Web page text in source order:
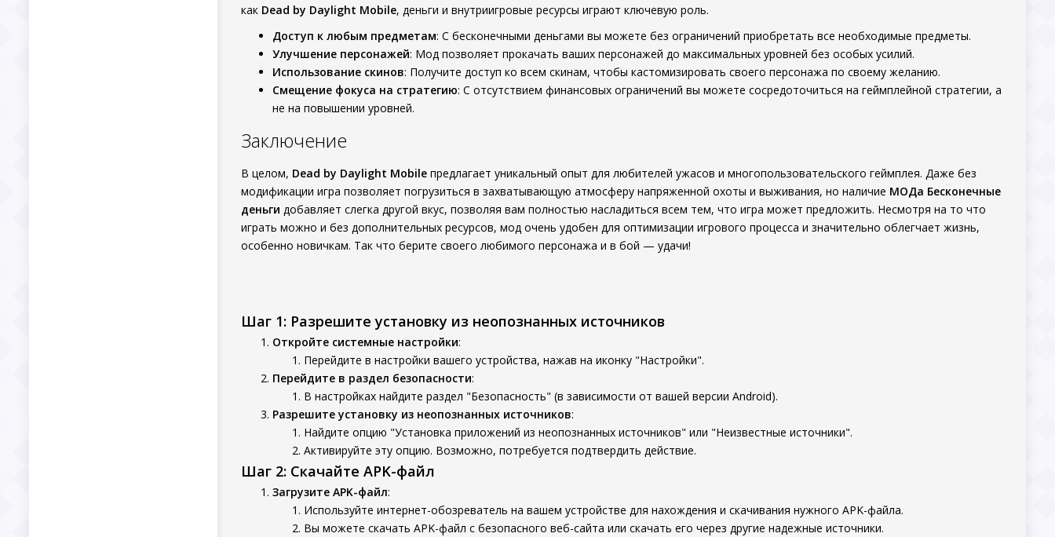
как Dead by Daylight Mobile, деньги и внутриигровые ресурсы играют ключевую роль.
Доступ к любым предметам: С бесконечными деньгами вы можете без ограничений приобретать все необходимые предметы.
Улучшение персонажей: Мод позволяет прокачать ваших персонажей до максимальных уровней без особых усилий.
Использование скинов: Получите доступ ко всем скинам, чтобы кастомизировать своего персонажа по своему желанию.
Смещение фокуса на стратегию: С отсутствием финансовых ограничений вы можете сосредоточиться на геймплейной стратегии, а
не на повышении уровней.
Заключение
В целом, Dead by Daylight Mobile предлагает уникальный опыт для любителей ужасов и многопользовательского геймплея. Даже без
модификации игра позволяет погрузиться в захватывающую атмосферу напряженной охоты и выживания, но наличие МОДа Бесконечные
деньги добавляет слегка другой вкус, позволяя вам полностью насладиться всем тем, что игра может предложить. Несмотря на то что
играть можно и без дополнительных ресурсов, мод очень удобен для оптимизации игрового процесса и значительно облегчает жизнь,
особенно новичкам. Так что берите своего любимого персонажа и в бой — удачи!
Шаг 1: Разрешите установку из неопознанных источников
Откройте системные настройки:
Перейдите в настройки вашего устройства, нажав на иконку "Настройки".
Перейдите в раздел безопасности:
В настройках найдите раздел "Безопасность" (в зависимости от вашей версии Android).
Разрешите установку из неопознанных источников:
Найдите опцию "Установка приложений из неопознанных источников" или "Неизвестные источники".
Активируйте эту опцию. Возможно, потребуется подтвердить действие.
Шаг 2: Скачайте APK-файл
Загрузите APK-файл:
Используйте интернет-обозреватель на вашем устройстве для нахождения и скачивания нужного APK-файла.
Вы можете скачать APK-файл с безопасного веб-сайта или скачать его через другие надежные источники.